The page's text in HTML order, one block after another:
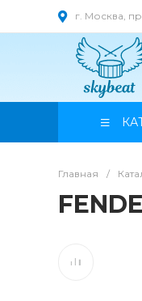
г. Москва,
Главная /